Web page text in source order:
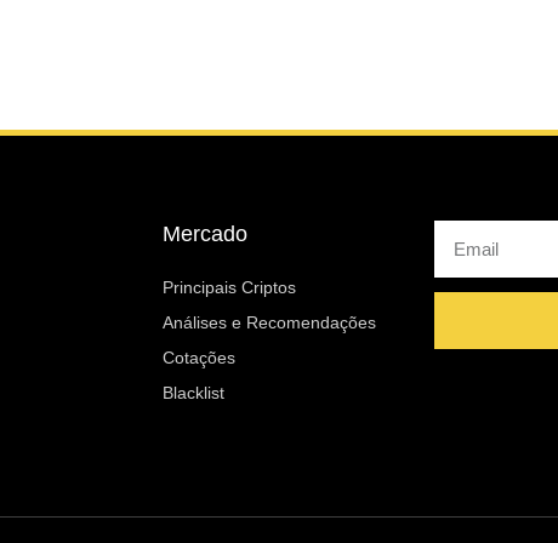
Mercado
Principais Criptos
Análises e Recomendações
Cotações
Blacklist